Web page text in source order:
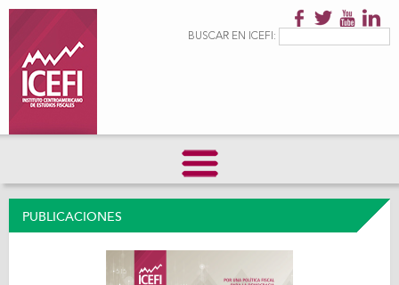
principalFormulario de
BUSCAR EN ICEFI:
PUBLICACIONES